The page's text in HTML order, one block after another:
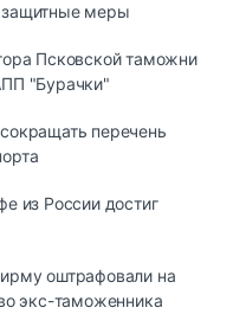
защитные меры
Псковской таможни
"Бурачки"
перечень
из России достиг
оштрафовали на
экс-таможенника